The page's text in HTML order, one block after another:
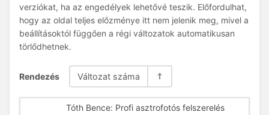
verziókat, ha az engedélyek lehetővé teszik. Előfordulhat,
hogy az oldal teljes előzménye itt nem jelenik meg, mivel a
beállításoktól függően a régi változatok automatikusan
törlődhetnek.
Rendezés Változat száma
Tóth Bence: Profi asztrofotós felszerelés